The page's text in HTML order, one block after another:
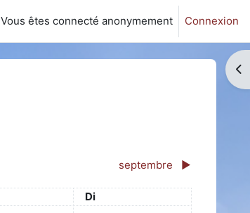
Vous êtes connecté anonymement Connexion
septembre ▶︎
Dimanche
Di